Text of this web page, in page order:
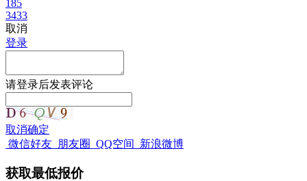
185
3433
取消
登录
请登录后发表评论
取消确定
微信好友 朋友圈 QQ空间 新浪微博
获取最低报价